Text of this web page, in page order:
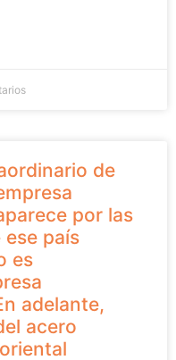
de
por las
país
es
adelante,
acero